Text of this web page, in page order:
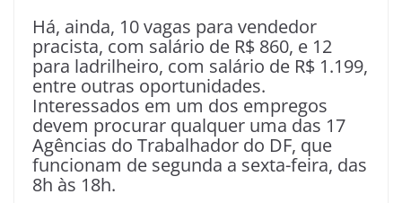
Há, ainda, 10 vagas para vendedor
pracista, com salário de R$ 860, e 12
para ladrilheiro, com salário de R$ 1.199,
entre outras oportunidades.
Interessados em um dos empregos
devem procurar qualquer uma das 17
Agências do Trabalhador do DF, que
funcionam de segunda a sexta-feira, das
8h às 18h.